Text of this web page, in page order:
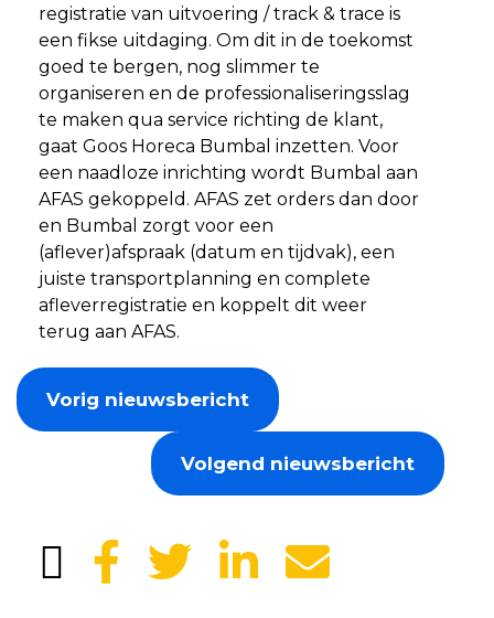
registratie van uitvoering / track & trace is
een fikse uitdaging. Om dit in de toekomst
goed te bergen, nog slimmer te
organiseren en de professionaliseringsslag
te maken qua service richting de klant,
gaat Goos Horeca Bumbal inzetten. Voor
een naadloze inrichting wordt Bumbal aan
AFAS gekoppeld. AFAS zet orders dan door
en Bumbal zorgt voor een
(aflever)afspraak (datum en tijdvak), een
juiste transportplanning en complete
afleverregistratie en koppelt dit weer
terug aan AFAS.
Vorig nieuwsbericht
Volgend nieuwsbericht